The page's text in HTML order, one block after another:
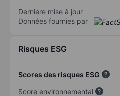
Dernière mise à jour
Données fournies par
Risques ESG
Scores des risques ESG
Score environnemental